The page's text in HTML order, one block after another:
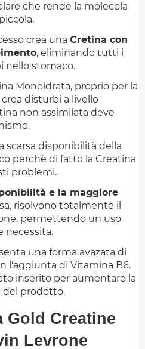
che rende la molecola
crea una Cretina con
, eliminando tutti i
nello stomaco.
Monoidrata, proprio per la
crea disturbi a livello
non assimilata deve
scarsa disponibilità della
perchè di fatto la Creatina
problemi.
e la maggiore
risolvono totalmente il
permettendo un uso
necessita.
una forma avazata di
l'aggiunta di Vitamina B6.
inserito per aumentare la
del prodotto.
Gold Creatine
Levrone